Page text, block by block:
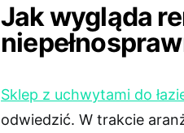
Jak wygląda
Sklep z uchwytami do
odwiedzić. W trakcie